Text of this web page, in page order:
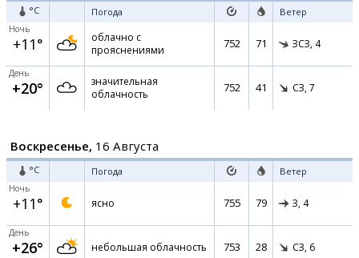
°C Погода Ветер
Ночь
+11°
облачно с
прояснениями
752 71 ЗСЗ, 4
День
+20°
значительная
облачность
752 41 СЗ, 7
Воскресенье, 16 Августа
°C Погода Ветер
Ночь
+11° ясно 755 79 З, 4
День
+26° небольшая облачность 753 28 СЗ, 6